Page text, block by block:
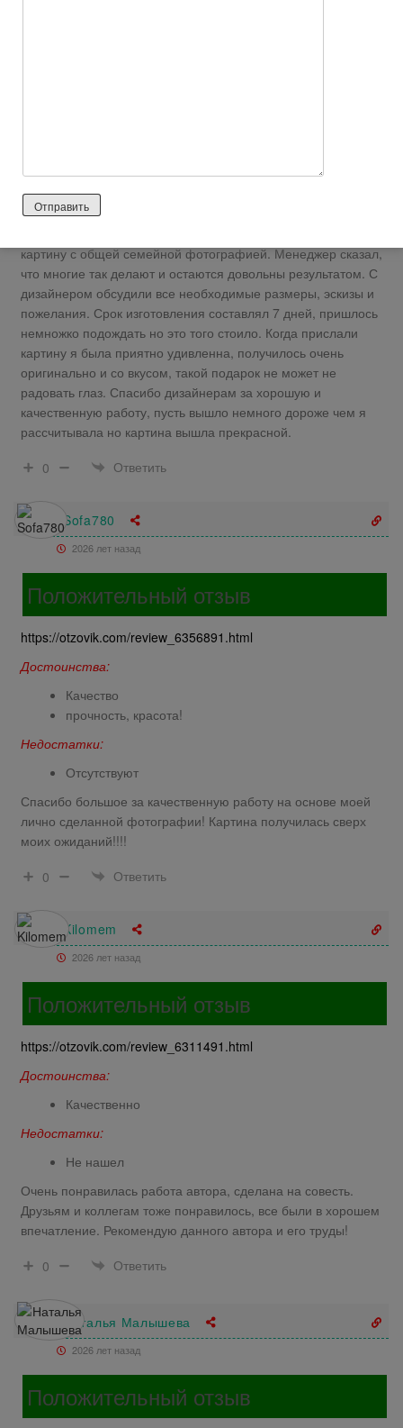
красивое. В интернете нашла данный магазин с
коллекционными картинами и возможности заказать картину
с собственными фотографиями. Очень понравилась
картину с общей семейной фотографией. Менеджер сказал,
что многие так делают и остаются довольны результатом. С
дизайнером обсудили все необходимые размеры, эскизы и
пожелания. Срок изготовления составлял 7 дней, пришлось
немножко подождать но это того стоило. Когда прислали
картину я была приятно удивленна, получилось очень
оригинально и со вкусом, такой подарок не может не
радовать глаз. Спасибо дизайнерам за хорошую и
качественную работу, пусть вышло немного дороже чем я
рассчитывала но картина вышла прекрасной.
0
Ответить
Sofa780
2026 лет назад
Положительный отзыв
https://otzovik.com/review_6356891.html
Достоинства:
Качество
прочность, красота!
Недостатки:
Отсутствуют
Спасибо большое за качественную работу на основе моей
лично сделанной фотографии! Картина получилась сверх
моих ожиданий!!!!
0
Ответить
Kilomem
2026 лет назад
Положительный отзыв
https://otzovik.com/review_6311491.html
Достоинства:
Качественно
Недостатки:
Не нашел
Очень понравилась работа автора, сделана на совесть.
Друзьям и коллегам тоже понравилось, все были в хорошем
впечатление. Рекомендую данного автора и его труды!
0
Ответить
Наталья Малышева
2026 лет назад
Положительный отзыв